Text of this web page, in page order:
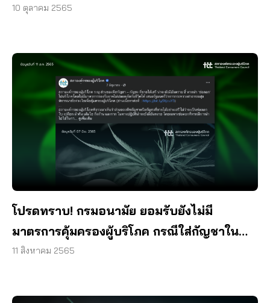
จัดการไม่ง่าย
10 ตุลาคม 2565
โปรดทราบ! กรมอนามัย ยอมรับยังไม่มี
มาตรการคุ้มครองผู้บริโภค กรณีใส่กัญชาใน
อาหาร
11 สิงหาคม 2565